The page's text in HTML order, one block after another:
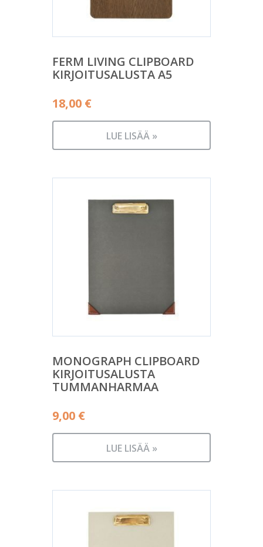
FERM LIVING CLIPBOARD
KIRJOITUSALUSTA A5
18,00 €
LUE LISÄÄ »
MONOGRAPH CLIPBOARD
KIRJOITUSALUSTA
TUMMANHARMAA
9,00 €
LUE LISÄÄ »